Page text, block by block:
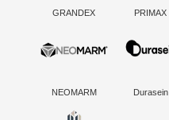
GRANDEX PRIMAX
NEOMARM Durasein